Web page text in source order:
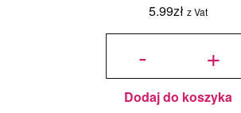
5.99zł z Vat
-
ilość
Gwiazda
364 - +
Dodaj do koszyka